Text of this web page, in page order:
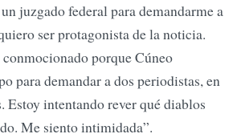
juzgado federal para demandarme a
ser protagonista de la noticia.
porque Cúneo
para demandar a dos periodistas, en
Estoy intentando rever qué diablos
Me siento intimidada”.